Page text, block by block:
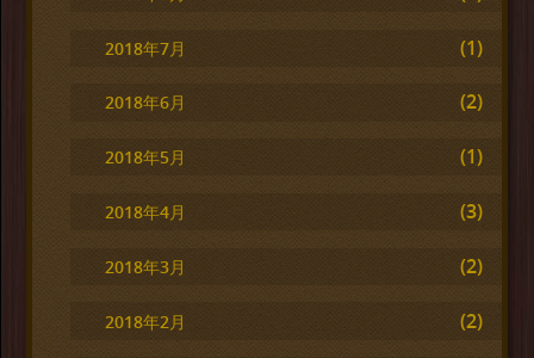
2018年7月 (1)
2018年6月 (2)
2018年5月 (1)
2018年4月 (3)
2018年3月 (2)
2018年2月 (2)